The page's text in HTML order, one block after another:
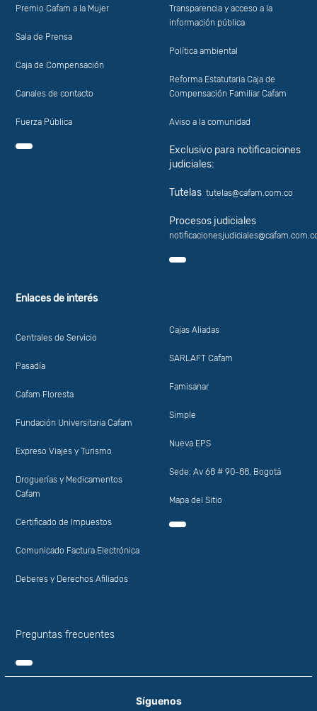
Premio Cafam a la Mujer
Sala de Prensa
Caja de Compensación
Canales de contacto
Fuerza Pública
Transparencia y acceso a la
información pública
Política ambiental
Reforma Estatutaria Caja de
Compensación Familiar Cafam
Aviso a la comunidad
Exclusivo para notificaciones
judiciales:
Tutelas tutelas@cafam.com.co
Procesos judiciales
Enlaces de interés
Centrales de Servicio
Pasadía
Cafam Floresta
Fundación Universitaria Cafam
Expreso Viajes y Turismo
Droguerías y Medicamentos
Cafam
Certificado de Impuestos
Comunicado Factura Electrónica
Deberes y Derechos Afiliados
Cajas Aliadas
SARLAFT Cafam
Famisanar
Simple
Nueva EPS
Sede: Av 68 # 90-88, Bogotá
Mapa del Sitio
Preguntas frecuentes
Síguenos